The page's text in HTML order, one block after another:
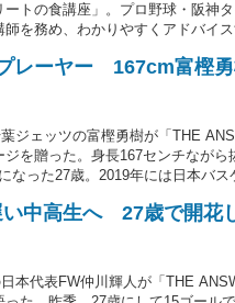
トの食講座」。プロ野球・阪神
を務め、わかりやすくアドバイ
レーヤー 167cm富樫
ジェッツの富樫勇樹が「THE
を贈った。身長167センチなが
なった27歳。2019年には日本バ
平）
い中高生へ 27歳で開花
本代表FW仲川輝人が「THE